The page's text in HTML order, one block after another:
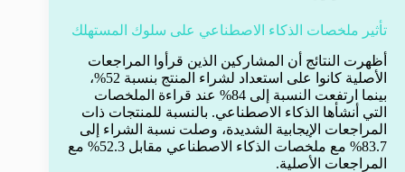
تأثير ملخصات الذكاء الاصطناعي على سلوك المستهلك
أظهرت النتائج أن المشاركين الذين قرأوا المراجعات
الأصلية كانوا على استعداد لشراء المنتج بنسبة 52%،
بينما ارتفعت النسبة إلى 84% عند قراءة الملخصات
التي أنشأها الذكاء الاصطناعي. بالنسبة للمنتجات ذات
المراجعات الإيجابية الشديدة، وصلت نسبة الشراء إلى
83.7% مع ملخصات الذكاء الاصطناعي مقابل 52.3% مع
المراجعات الأصلية.